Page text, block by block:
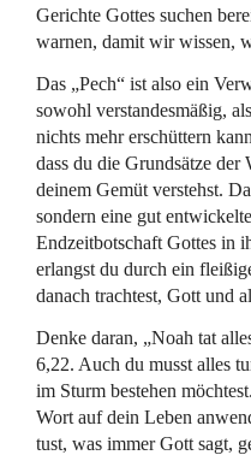
Gerichte Gottes suchen
warnen, damit wir wissen,
Das „Pech“ ist also ein
sowohl verstandesmäßig,
nichts mehr erschüttern
dass du die Grundsätze der
deinem Gemüt verstehst.
sondern eine gut
Endzeitbotschaft Gottes in
erlangst du durch ein
danach trachtest, Gott und
Denke daran, „Noah tat
6,22. Auch du musst alles
im Sturm bestehen
Wort auf dein Leben
tust, was immer Gott sagt,